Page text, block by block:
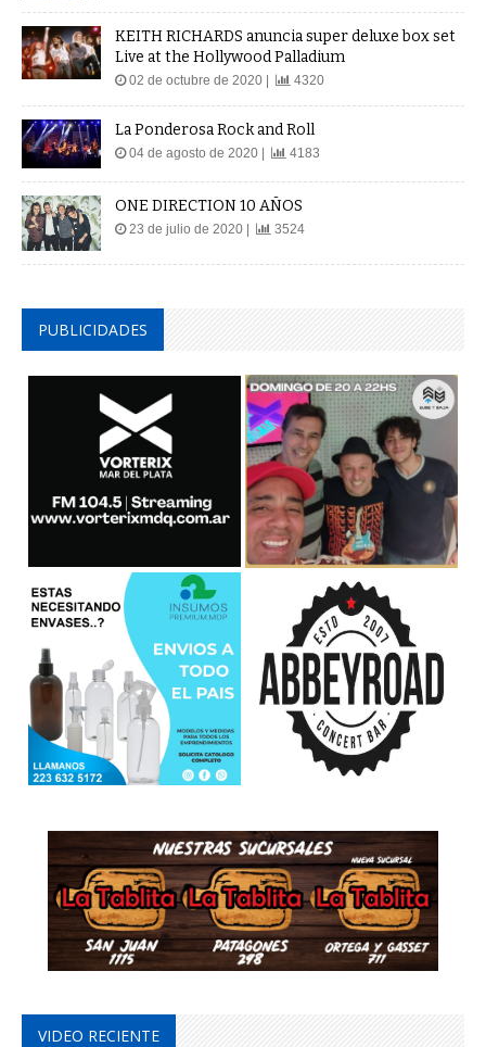
KEITH RICHARDS anuncia super deluxe box set
Live at the Hollywood Palladium
02 de octubre de 2020 | 4320
La Ponderosa Rock and Roll
04 de agosto de 2020 | 4183
ONE DIRECTION 10 AÑOS
23 de julio de 2020 | 3524
PUBLICIDADES
VIDEO RECIENTE